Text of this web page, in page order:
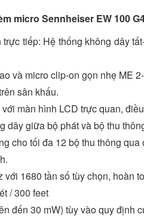
micro Sennheiser EW 100
tiếp: Hệ thống không dây
và micro clip-on gọn nhẹ ME
sân khấu.
màn hình LCD trực quan,
dây giữa bộ phát và bộ thu
cho tối đa 12 bộ thu thông
với 1680 tần số tùy chọn, hoàn
/ 300 feet
đến 30 mW) tùy vào quy định